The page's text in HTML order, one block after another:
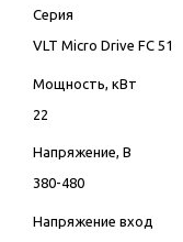
Серия
VLT Micro Drive FC 51
Мощность, кВт
22
Напряжение, В
380-480
Напряжение вход